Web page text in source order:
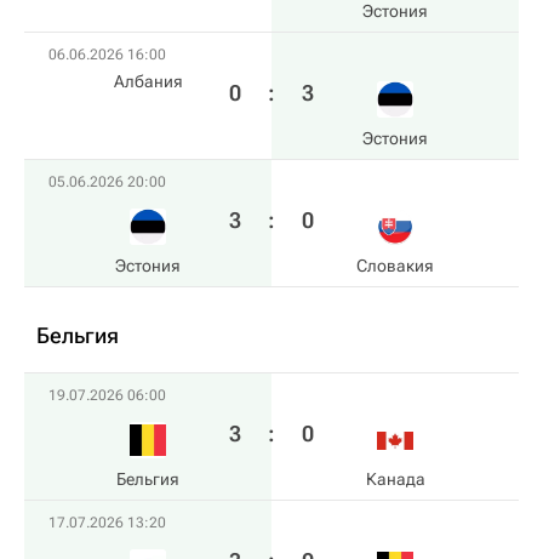
Эстония
06.06.2026 16:00
Албания 0 : 3
Эстония
05.06.2026 20:00
Эстония
3 : 0
Словакия
Бельгия
19.07.2026 06:00
Бельгия
3 : 0
Канада
17.07.2026 13:20